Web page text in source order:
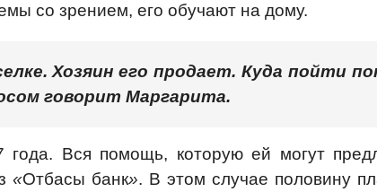
со зрением, его обучают на дому.
Хозяин его продает. Куда пойти
говорит Маргарита.
Вся помощь, которую ей могут
«Отбасы банк». В этом случае половину